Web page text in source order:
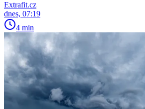
Extrafit.cz
dnes, 07:19
4 min